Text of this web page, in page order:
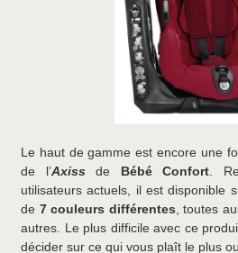
Le haut de gamme est encore une
de l’Axiss de Bébé Confort .
utilisateurs actuels, il est disponible
de 7 couleurs différentes , toutes
autres. Le plus difficile avec ce
décider sur ce qui vous plaît le plus